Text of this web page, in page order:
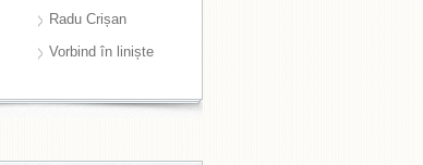
Radu Crișan
Vorbind în liniște